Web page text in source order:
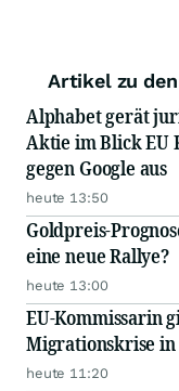
Artikel zu
Alphabet gerät
Aktie im Blick EU
gegen Google aus
heute 13:50
Goldpreis-
eine neue Rallye?
heute 13:00
EU-Kommissarin
Migrationskrise in
heute 11:20